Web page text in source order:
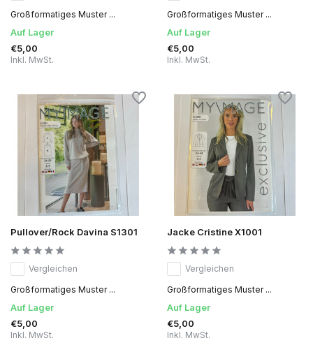
Großformatiges Muster ...
Auf Lager
€5,00
Inkl. MwSt.
Großformatiges Muster ...
Auf Lager
€5,00
Inkl. MwSt.
Pullover/Rock Davina S1301
Vergleichen
Großformatiges Muster ...
Auf Lager
€5,00
Inkl. MwSt.
Jacke Cristine X1001
Vergleichen
Großformatiges Muster ...
Auf Lager
€5,00
Inkl. MwSt.